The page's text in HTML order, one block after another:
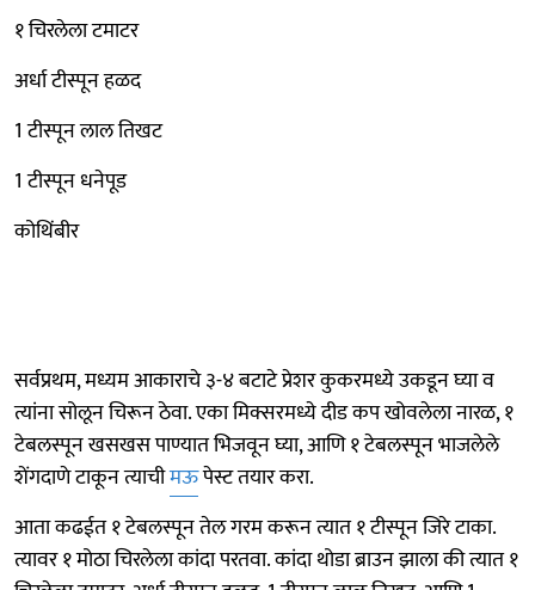
१ चिरलेला टमाटर
अर्धा टीस्पून हळद
1 टीस्पून लाल तिखट
1 टीस्पून धनेपूड
कोथिंबीर
सर्वप्रथम, मध्यम आकाराचे ३-४ बटाटे प्रेशर कुकरमध्ये उकडून घ्या व
त्यांना सोलून चिरून ठेवा. एका मिक्सरमध्ये दीड कप खोवलेला नारळ, १
टेबलस्पून खसखस पाण्यात भिजवून घ्या, आणि १ टेबलस्पून भाजलेले
शेंगदाणे टाकून त्याचीमऊपेस्ट तयार करा.
आता कढईत १ टेबलस्पून तेल गरम करून त्यात १ टीस्पून जिरे टाका.
त्यावर १ मोठा चिरलेला कांदा परतवा. कांदा थोडा ब्राउन झाला की त्यात १